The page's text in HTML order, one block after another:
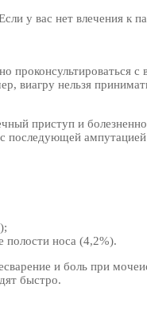
у вас нет влечения к
проконсультироваться
виагру нельзя
приступ и
последующей
полости носа (4,2%).
и боль при
быстро.